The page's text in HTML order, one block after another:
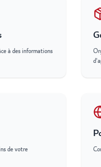
à des informations
de votre